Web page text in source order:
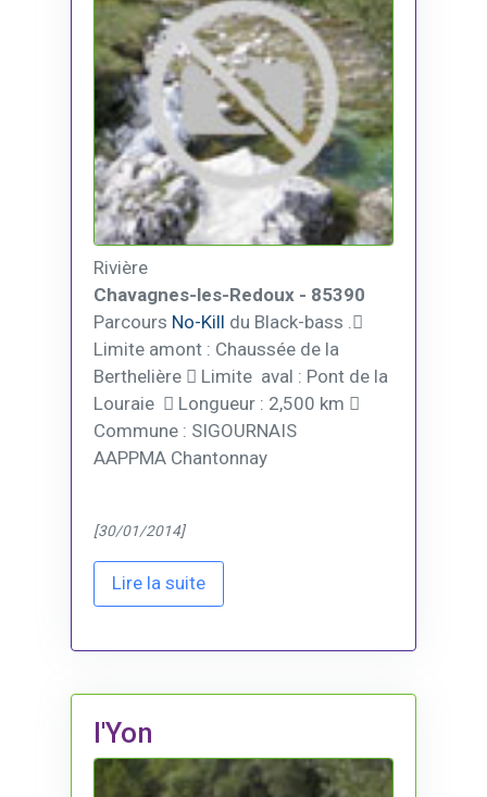
Rivière
Chavagnes-les-Redoux - 85390
Parcours No-Kill du Black-bass .
Limite amont : Chaussée de la
Berthelière  Limite aval : Pont de la
Louraie  Longueur : 2,500 km 
Commune : SIGOURNAIS
AAPPMA Chantonnay
[30/01/2014]
Lire la suite
l'Yon